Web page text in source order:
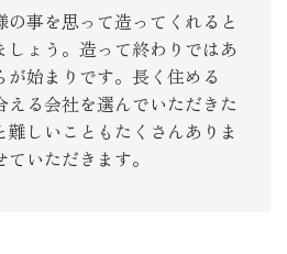
事を思って造ってくれると
しょう。造って終わりではあ
が始まりです。長く住める
る会社を選んでいただきた
しいこともたくさんありま
いただきます。